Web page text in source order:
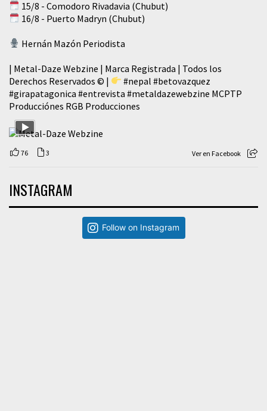
15/8 - Comodoro Rivadavia (Chubut)
16/8 - Puerto Madryn (Chubut)
Hernán Mazón Periodista
| Metal-Daze Webzine | Marca Registrada | Todos los
Derechos Reservados © |
#nepal #betovazquez
#girapatagonica #entrevista #metaldazewebzine MCPTP
Producciónes RGB Producciones
76 3 Ver en Facebook
INSTAGRAM
Follow on Instagram